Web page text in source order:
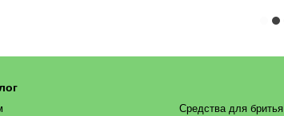
Средства для бритья